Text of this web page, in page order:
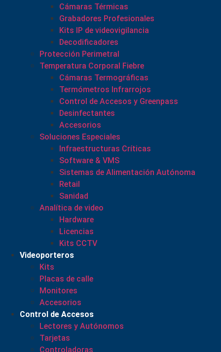
Cámaras Térmicas
Grabadores Profesionales
Kits IP de videovigilancia
Decodificadores
Protección Perimetral
Temperatura Corporal Fiebre
Cámaras Termográficas
Termómetros Infrarrojos
Control de Accesos y Greenpass
Desinfectantes
Accesorios
Soluciones Especiales
Infraestructuras Críticas
Software & VMS
Sistemas de Alimentación Autónoma
Retail
Sanidad
Analítica de video
Hardware
Licencias
Kits CCTV
Videoporteros
Kits
Placas de calle
Monitores
Accesorios
Control de Accesos
Lectores y Autónomos
Tarjetas
Controladoras